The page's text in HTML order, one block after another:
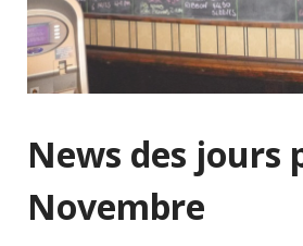
News des jours
Novembre